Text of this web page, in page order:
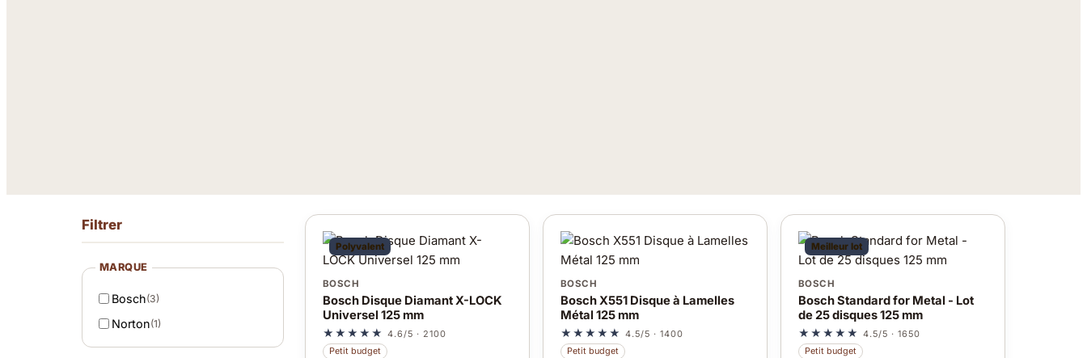
Filtrer
MARQUE
Bosch(3)
Norton(1)
Polyvalent
BOSCH
Bosch Disque Diamant X-LOCK
Universel 125 mm
★★★★★ 4.6/5 · 2100
Petit budget
BOSCH
Bosch X551 Disque à Lamelles
Métal 125 mm
★★★★★ 4.5/5 · 1400
Petit budget
Meilleur lot
BOSCH
Bosch Standard for Metal - Lot
de 25 disques 125 mm
★★★★★ 4.5/5 · 1650
Petit budget